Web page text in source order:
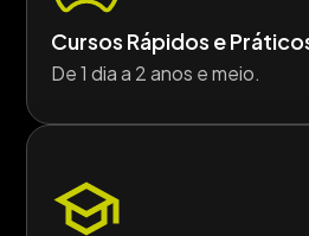
Cursos Rápidos e
De 1 dia a 2 anos e meio.